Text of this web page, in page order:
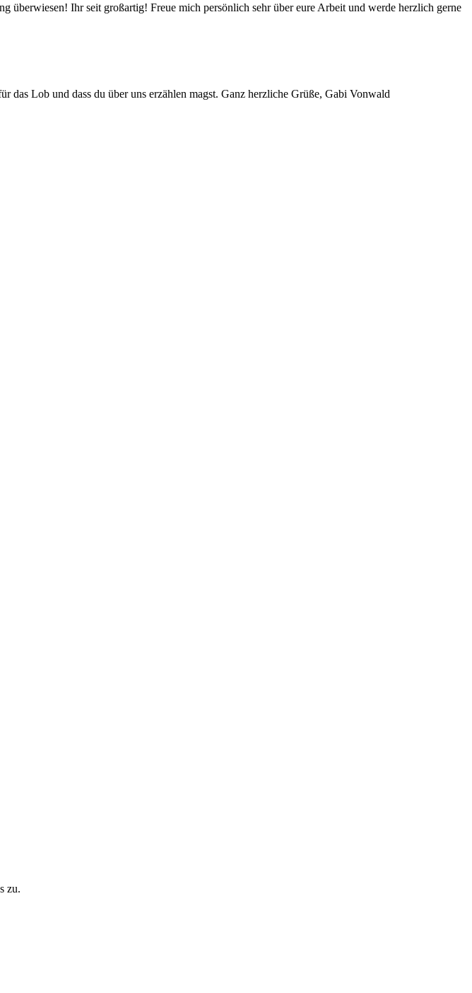
Ihr seit großartig! Freue mich persönlich sehr über eure Arbeit und werde herzlich gerne
das Lob und dass du über uns erzählen magst. Ganz herzliche Grüße, Gabi Vonwald
zu.